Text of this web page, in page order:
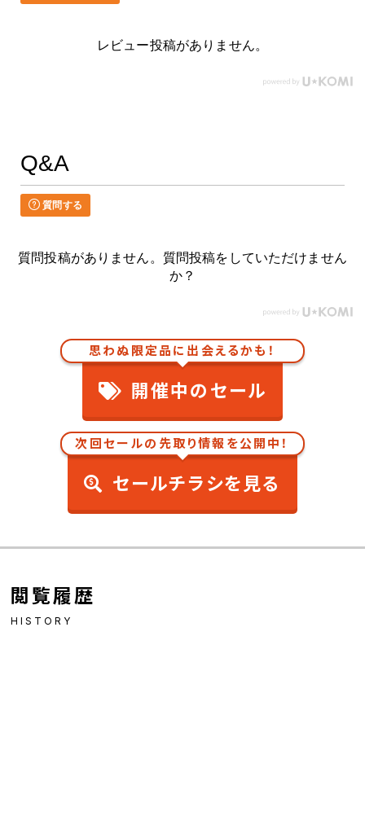
レビュー投稿がありません。
Q&A
質問する
質問投稿がありません。質問投稿をしていただけません
か？
思わぬ限定品に出会えるかも！
開催中のセール
次回セールの先取り情報を公開中！
セールチラシを見る
閲覧履歴
HISTORY